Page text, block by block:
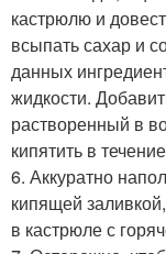
кастрюлю и
всыпать сахар и
данных
жидкости.
растворенный в
кипятить в
6. Аккуратно
кипящей
в кастрюле с